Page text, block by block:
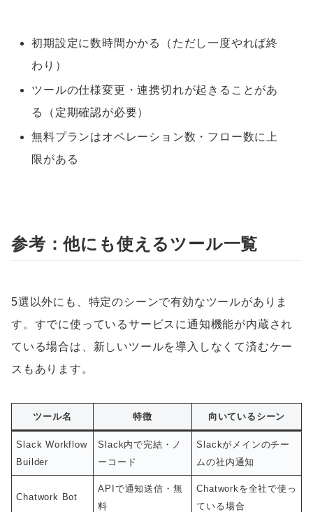
初期設定に数時間かかる（ただし一度やれば終
わり）
ツールの仕様変更・連携切れが起きることがあ
る（定期確認が必要）
無料プランはオペレーション数・フロー数に上
限がある
参考：他にも使えるツール一覧
5選以外にも、特定のシーンで有効なツールがありま
す。すでに使っているサービスに通知機能が内蔵され
ている場合は、新しいツールを導入しなくて済むケー
スもあります。
ツール名 特徴 向いているシーン
Slack Workflow
Builder
Slack内で完結・ノ
ーコード
Slackがメインのチー
ムの社内通知
Chatwork Bot
APIで通知送信・無
料
Chatworkを全社で使っ
ている場合